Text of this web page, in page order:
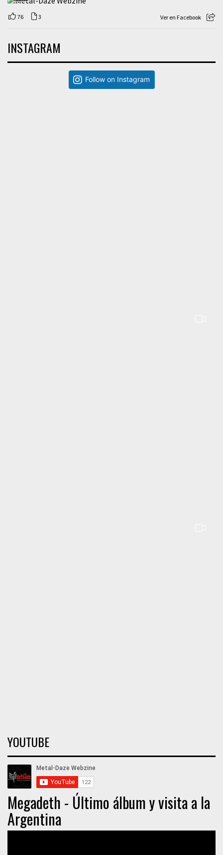
76 3 Ver en Facebook
INSTAGRAM
Follow on Instagram
YOUTUBE
Megadeth - Último álbum y visita a la
Argentina